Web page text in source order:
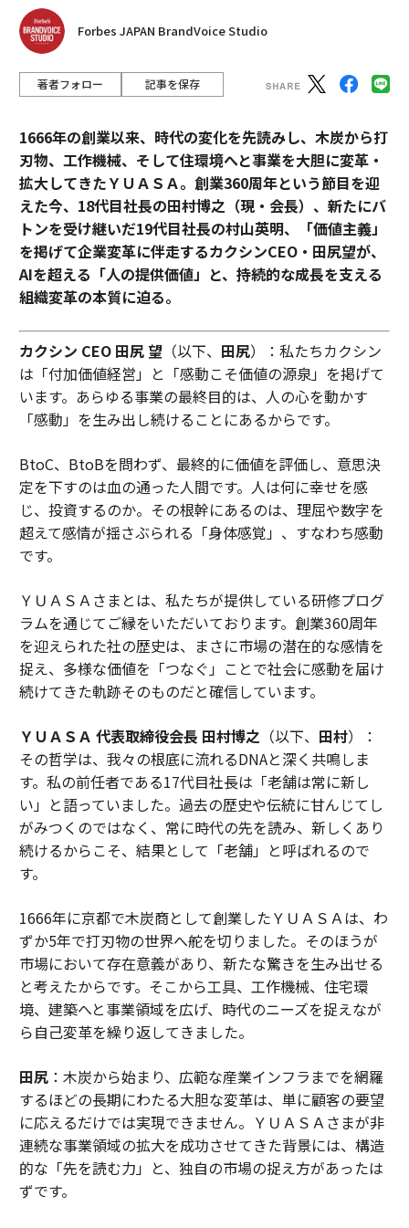
Forbes JAPAN BrandVoice Studio
著者フォロー 記事を保存
1666年の創業以来、時代の変化を先読みし、木炭から打
刃物、工作機械、そして住環境へと事業を大胆に変革・
拡大してきたＹＵＡＳＡ。創業360周年という節目を迎
えた今、18代目社長の田村博之（現・会長）、新たにバ
トンを受け継いだ19代目社長の村山英明、「価値主義」
を掲げて企業変革に伴走するカクシンCEO・田尻望が、
AIを超える「人の提供価値」と、持続的な成長を支える
組織変革の本質に迫る。
カクシン CEO 田尻 望（以下、 田尻）：私たちカクシン
は「付加価値経営」と「感動こそ価値の源泉」を掲げて
います。あらゆる事業の最終目的は、人の心を動かす
「感動」を生み出し続けることにあるからです。
BtoC、BtoBを問わず、最終的に価値を評価し、意思決
定を下すのは血の通った人間です。人は何に幸せを感
じ、投資するのか。その根幹にあるのは、理屈や数字を
超えて感情が揺さぶられる「身体感覚」、すなわち感動
です。
ＹＵＡＳＡさまとは、私たちが提供している研修プログ
ラムを通じてご縁をいただいております。創業360周年
を迎えられた社の歴史は、まさに市場の潜在的な感情を
捉え、多様な価値を「つなぐ」ことで社会に感動を届け
続けてきた軌跡そのものだと確信しています。
ＹＵＡＳＡ 代表取締役会長 田村博之 （以下、 田村）：
その哲学は、我々の根底に流れるDNAと深く共鳴しま
す。私の前任者である17代目社長は「老舗は常に新し
い」と語っていました。過去の歴史や伝統に甘んじてし
がみつくのではなく、常に時代の先を読み、新しくあり
続けるからこそ、結果として「老舗」と呼ばれるので
す。
1666年に京都で木炭商として創業したＹＵＡＳＡは、わ
ずか5年で打刃物の世界へ舵を切りました。そのほうが
市場において存在意義があり、新たな驚きを生み出せる
と考えたからです。そこから工具、工作機械、住宅環
境、建築へと事業領域を広げ、時代のニーズを捉えなが
ら自己変革を繰り返してきました。
田尻：木炭から始まり、広範な産業インフラまでを網羅
するほどの長期にわたる大胆な変革は、単に顧客の要望
に応えるだけでは実現できません。ＹＵＡＳＡさまが非
連続な事業領域の拡大を成功させてきた背景には、構造
的な「先を読む力」と、独自の市場の捉え方があったは
ずです。